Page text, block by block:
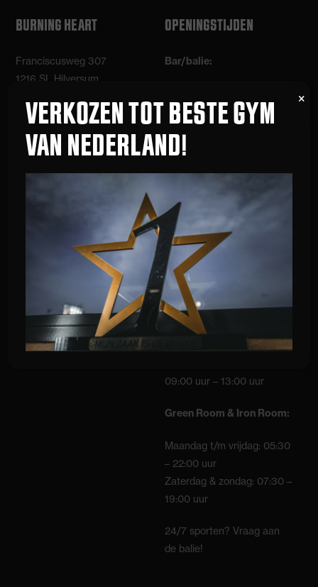
BURNING HEART
Franciscusweg 307
1216 SL Hilversum
info@burning-heart.nl
OPENINGSTIJDEN
Bar/balie:
09:00 – 12:00 uur
16:00 – 22:00 uur
09:00 – 12:00 uur
16:00 uur – 21:00 uur
Zaterdag:
09:00 uur – 17:00 uur
09:00 uur – 13:00 uur
Green Room & Iron Room:
Maandag t/m vrijdag: 05:30
– 22:00 uur
Zaterdag & zondag: 07:30 –
19:00 uur
24/7 sporten? Vraag aan
de balie!
VERKOZEN TOT BESTE GYM
VAN NEDERLAND!